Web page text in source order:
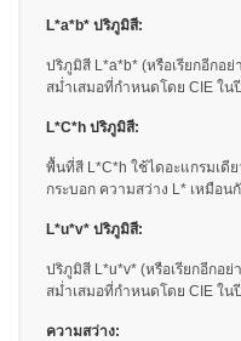
ลักษณะ
ถ่าย
L*a*b* ปริภูมิสี:
ปริภูมิสี L*a*b* (หรือเรียกอีกอ
สม่ำเสมอที่กำหนดโดย CIE ใน
L*C*h ปริภูมิสี:
พื้นที่สี L*C*h ใช้ไดอะแกรมเดี
กระบอก ความสว่าง L* เหมือ
L*u*v* ปริภูมิสี:
ปริภูมิสี L*u*v* (หรือเรียกอีกอ
สม่ำเสมอที่กำหนดโดย CIE ใน
ความสว่าง: